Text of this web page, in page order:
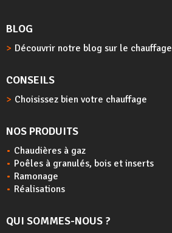
BLOG
Découvrir notre blog sur le chauffage
CONSEILS
Choisissez bien votre chauffage
NOS PRODUITS
Chaudières à gaz
Poêles à granulés, bois et inserts
Ramonage
Réalisations
QUI SOMMES-NOUS ?